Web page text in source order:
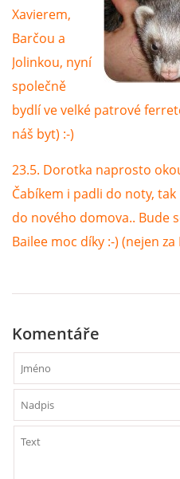
Xavierem,
Barčou a
Jolinkou, nyní
společně
bydlí ve velké patrové
náš byt) :-)
23.5. Dorotka naprosto
Čabíkem i padli do noty,
do nového domova.. Bude
Bailee moc díky :-) (nejen
Komentáře